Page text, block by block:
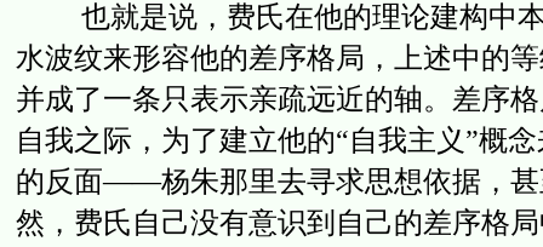
也就是说，费氏在他的理论建构中本
水波纹来形容他的差序格局，上述中的
并成了一条只表示亲疏远近的轴。差序
自我之际，为了建立他的“自我主义”概
的反面——杨朱那里去寻求思想依据，甚
然，费氏自己没有意识到自己的差序格